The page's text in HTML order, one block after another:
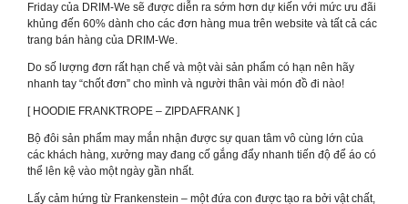
Friday của DRIM-We sẽ được diễn ra sớm hơn dự kiến với mức ưu đãi
khủng đến 60% dành cho các đơn hàng mua trên website và tất cả các
trang bán hàng của DRIM-We.
Do số lượng đơn rất hạn chế và một vài sản phẩm có hạn nên hãy
nhanh tay “chốt đơn” cho mình và người thân vài món đồ đi nào!
[ HOODIE FRANKTROPE – ZIPDAFRANK ]
Bộ đôi sản phẩm may mắn nhận được sự quan tâm vô cùng lớn của
các khách hàng, xưởng may đang cố gắng đẩy nhanh tiến độ để áo có
thể lên kệ vào một ngày gần nhất.
Lấy cảm hứng từ Frankenstein – một đứa con được tạo ra bởi vật chất,